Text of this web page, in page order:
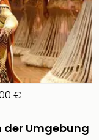
&
€
der Umgebung